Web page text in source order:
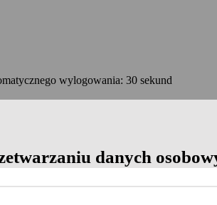
wylogowania: 30 sekund
danych